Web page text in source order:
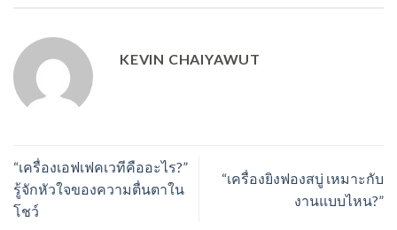
KEVIN CHAIYAWUT
“เครื่องเอฟเฟคเวทีคืออะไร?”
รู้จักหัวใจของความตื่นตาใน
โชว์
“เครื่องยิงฟองสบู่ เหมาะกับ
งานแบบไหน?”